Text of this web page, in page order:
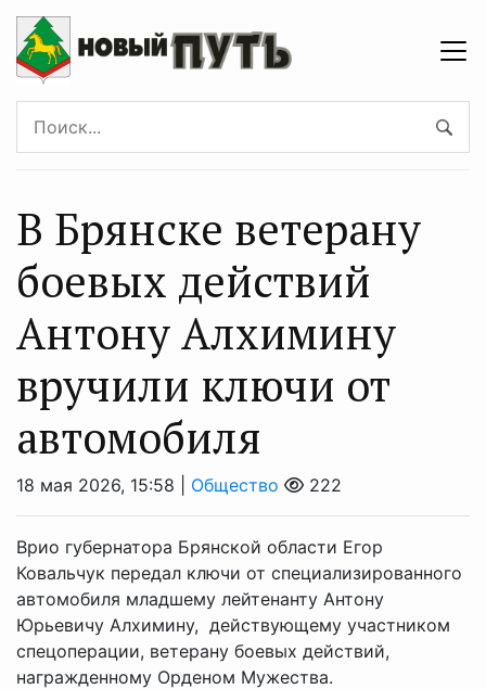
В Брянске ветерану
боевых действий
Антону Алхимину
вручили ключи от
автомобиля
18 мая 2026, 15:58 | Общество 222
Врио губернатора Брянской области Егор
Ковальчук передал ключи от специализированного
автомобиля младшему лейтенанту Антону
Юрьевичу Алхимину, действующему участником
спецоперации, ветерану боевых действий,
награжденному Орденом Мужества.